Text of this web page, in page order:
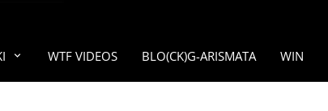
WTF VIDEOS BLO(CK)G-ARISMATA WIN